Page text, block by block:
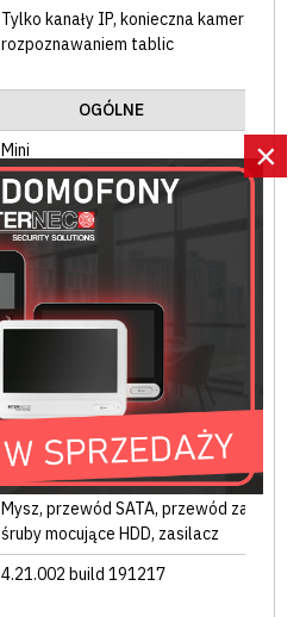
×
Tylko kanały IP, konieczna kamera IP z
rozpoznawaniem tablic
OGÓLNE
Mini
12 VDC
≤ 15W (bez dysków)
Tworzywo sztuczne
10 ÷ 90%
200 x 200 x 45 mm
Mysz, przewód SATA, przewód zasilający
śruby mocujące HDD, zasilacz
4.21.002 build 191217